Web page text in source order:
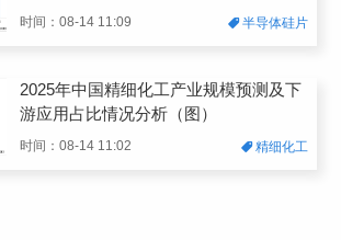
时间：08-14 11:09 半导体硅片
2025年中国精细化工产业规模预测及下
游应用占比情况分析（图）
时间：08-14 11:02 精细化工